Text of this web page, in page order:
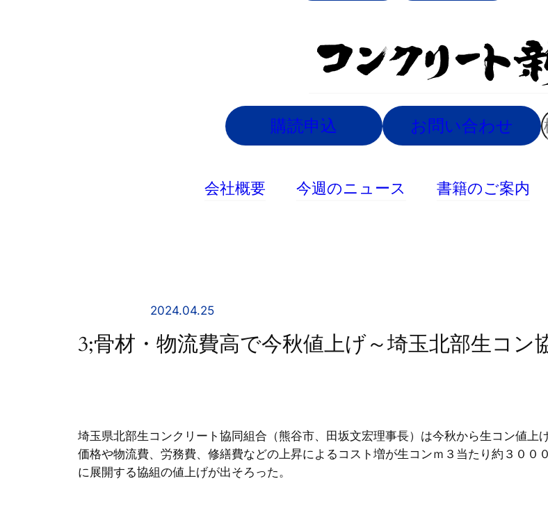
購読申込 お問い合わせ
会社概要 今週のニュース 書籍のご案内
2024.04.25
3;骨材・物流費高で今秋値上げ～埼玉北部生コン
埼玉県北部生コンクリート協同組合（熊谷市、田坂文宏理事長）は今秋から生コン値
価格や物流費、労務費、修繕費などの上昇によるコスト増が生コンｍ３当たり約３０
に展開する協組の値上げが出そろった。